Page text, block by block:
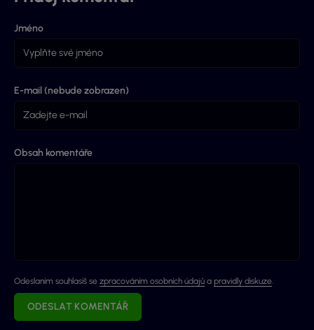
Jméno
E-mail (nebude zobrazen)
Obsah komentáře
Odeslaním souhlasíš se zpracováním osobních údajů a pravidly diskuze.
ODESLAT KOMENTÁŘ